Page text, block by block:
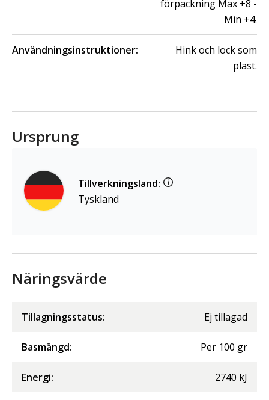
förpackning Max +8 -
Min +4.
Användningsinstruktioner:
Hink och lock som
plast.
Ursprung
Tillverkningsland:
Tyskland
Näringsvärde
Tillagningsstatus: Ej tillagad
Basmängd: Per 100 gr
Energi: 2740 kJ